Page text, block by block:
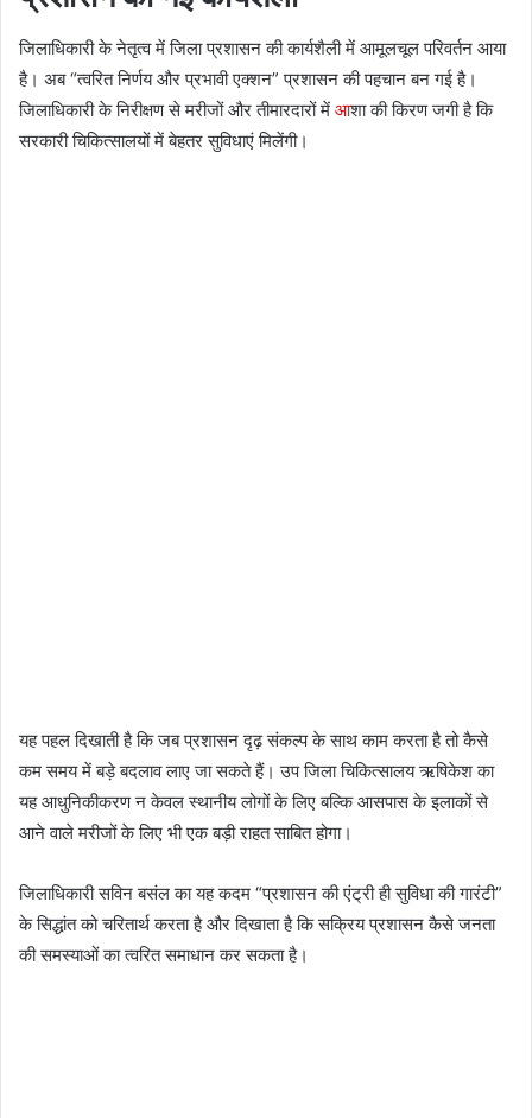
जिलाधिकारी के नेतृत्व में जिला प्रशासन की कार्यशैली में आमूलचूल परिवर्तन आया
है। अब “त्वरित निर्णय और प्रभावी एक्शन” प्रशासन की पहचान बन गई है।
जिलाधिकारी के निरीक्षण से मरीजों और तीमारदारों में आशा की किरण जगी है कि
सरकारी चिकित्सालयों में बेहतर सुविधाएं मिलेंगी।
यह पहल दिखाती है कि जब प्रशासन दृढ़ संकल्प के साथ काम करता है तो कैसे
कम समय में बड़े बदलाव लाए जा सकते हैं। उप जिला चिकित्सालय ऋषिकेश का
यह आधुनिकीकरण न केवल स्थानीय लोगों के लिए बल्कि आसपास के इलाकों से
आने वाले मरीजों के लिए भी एक बड़ी राहत साबित होगा।
जिलाधिकारी सविन बसंल का यह कदम “प्रशासन की एंट्री ही सुविधा की गारंटी”
के सिद्धांत को चरितार्थ करता है और दिखाता है कि सक्रिय प्रशासन कैसे जनता
की समस्याओं का त्वरित समाधान कर सकता है।